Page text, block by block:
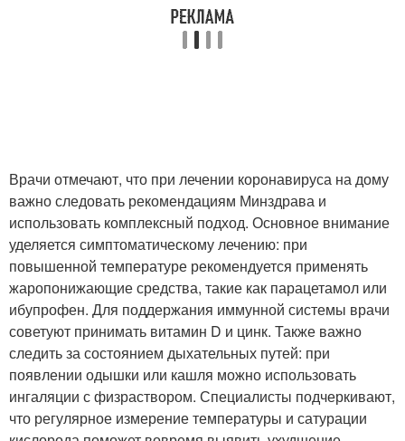
Врачи отмечают, что при лечении коронавируса на дому
важно следовать рекомендациям Минздрава и
использовать комплексный подход. Основное внимание
уделяется симптоматическому лечению: при
повышенной температуре рекомендуется применять
жаропонижающие средства, такие как парацетамол или
ибупрофен. Для поддержания иммунной системы врачи
советуют принимать витамин D и цинк. Также важно
следить за состоянием дыхательных путей: при
появлении одышки или кашля можно использовать
ингаляции с физраствором. Специалисты подчеркивают,
что регулярное измерение температуры и сатурации